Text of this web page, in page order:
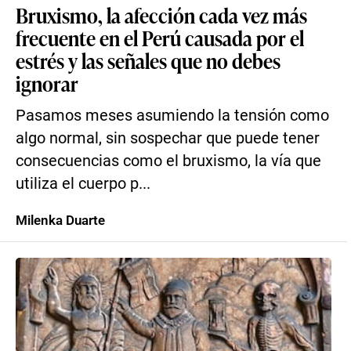
Bruxismo, la afección cada vez más
frecuente en el Perú causada por el
estrés y las señales que no debes
ignorar
Pasamos meses asumiendo la tensión como
algo normal, sin sospechar que puede tener
consecuencias como el bruxismo, la vía que
utiliza el cuerpo p...
Milenka Duarte